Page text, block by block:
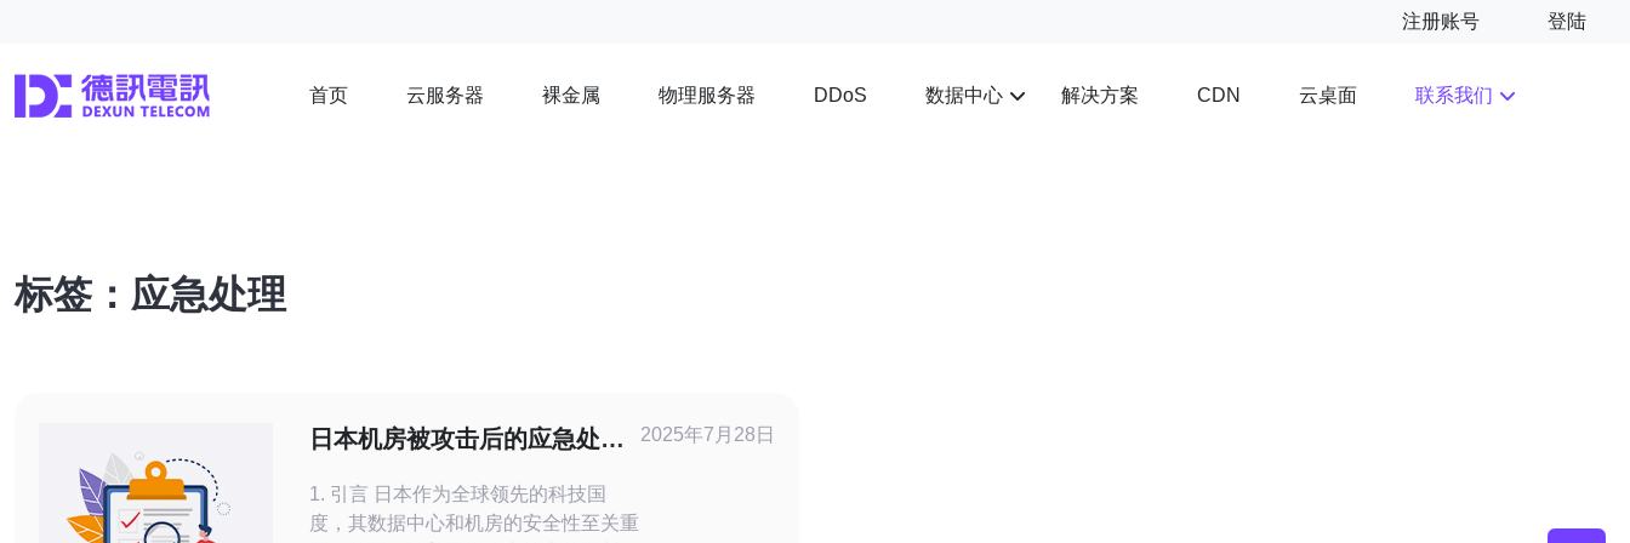
注册账号 登陆
首页 云服务器 裸金属 物理服务器 DDoS 数据中心 解决方案 CDN 云桌面 联系我们
标签：应急处理
日本机房被攻击后的应急处理
1. 引言 日本作为全球领先的科技国
度，其数据中心和机房的安全性至关重
2025年7月28日